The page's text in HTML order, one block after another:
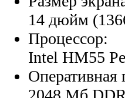
14 дюйм
Процессор:
Intel HM55
Оперативная